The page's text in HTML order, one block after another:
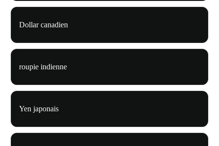
Dollar canadien
roupie indienne
Yen japonais